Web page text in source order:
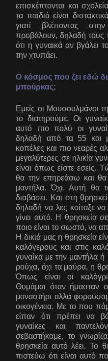
επισκέπτονται και
τα παιδιά είναι
γιατί βλέποντας
προβάλουν, δηλαδή τους
ότι η γυναικά αν βγάλει
την χτυπάει.
Ο κόσμος που ζει εδώ
μπούρκας;
Εμείς οι Μουσουλμάνοι
το διατηρούμε. Οι
αυτό πιο πολύ οι
δηλαδή από τα 55 και
κοπέλες και πιο νεαρές
μεγαλύτερες σε ηλικία
είναι όπως είστε εσείς.
θα την επηρεάσω και
μαντήλα. Όχι. Αυτή θα
διαβάσει. Και στη
δηλαδή να λες κοίταξε
γίνει αυτό. Η θρησκεία
ποιο είναι το σωστό, να
Η δικιά μας η θρησκεία
καλόγερους και στις
γυναίκα με την μαντήλα
ρούχα, όχι τα μαύρα, η
Όπως είναι οι
Θυμάμαι όταν ήμασταν
μοναστήρι αλλά
οικογένεια. Με το που
είπαν ότι πρέπει να
γυναίκες και
σεβαστήκαμε, το
θρησκεία αυτό λέει. Το
πιστεύω ότι είναι αυτό